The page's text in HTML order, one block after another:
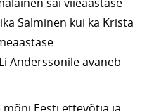
Salminen kui ka Krista
Anderssonile avaneb